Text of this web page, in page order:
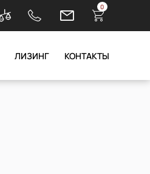
0
ЛИЗИНГ КОНТАКТЫ